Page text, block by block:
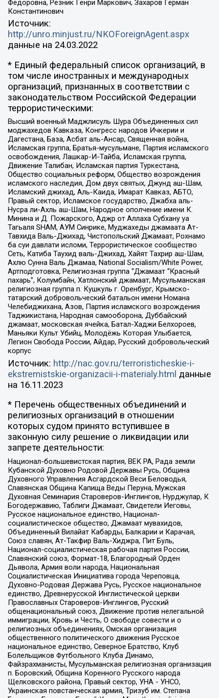
Федоровна, Резник Генри Маркович, Захаров Герман
Константинович
Источник:
http://unro.minjust.ru/NKOForeignAgent.aspx
данные на 24.03.2022
* Единый федеральный список организаций, в
том числе иностранных и международных
организаций, признанных в соответствии с
законодательством Российской Федерации
террористическими:
Высший военный Маджлисуль Шура Объединенных сил
моджахедов Кавказа, Конгресс народов Ичкерии и
Дагестана, База, Асбат аль-Ансар, Священная война,
Исламская группа, Братья-мусульмане, Партия исламского
освобождения, Лашкар-И-Тайба, Исламская группа,
Движение Талибан, Исламская партия Туркестана,
Общество социальных реформ, Общество возрождения
исламского наследия, Дом двух святых, Джунд аш-Шам,
Исламский джихад, Аль-Каида, Имарат Кавказ, АБТО,
Правый сектор, Исламское государство, Джабха аль-
Нусра ли-Ахль аш-Шам, Народное ополчение имени К.
Минина и Д. Пожарского, Аджр от Аллаха Субхану уа
Тагьаля SHAM, АУМ Синрике, Муджахеды джамаата Ат-
Тавхида Валь-Джихад, Чистопольский Джамаат, Рохнамо
ба суи давлати исломи, Террористическое сообщество
Сеть, Катиба Таухид валь-Джихад, Хайят Тахрир аш-Шам,
Ахлю Сунна Валь Джамаа, National Socialism/White Power,
Артподготовка, Религиозная группа “Джамаат “Красный
пахарь”, Колумбайн, Хатлонский джамаат, Мусульманская
религиозная группа п. Кушкуль г. Оренбург, Крымско-
татарский добровольческий батальон имени Номана
Челебиджихана, Азов, Партия исламского возрождения
Таджикистана, Народная самооборона, Дуббайский
джамаат, московская ячейка, Батал-Хаджи Белхороев,
Маньяки Культ Убийц, Молодёжь Которая Улыбается,
Легион Свобода России, Айдар, Русский добровольческий
корпус
Источник: http://nac.gov.ru/terroristicheskie-i-
ekstremistskie-organizacii-i-materialy.html данные
на 16.11.2023
* Перечень общественных объединений и
религиозных организаций в отношении
которых судом принято вступившее в
законную силу решение о ликвидации или
запрете деятельности:
Национал-большевистская партия, ВЕК РА, Рада земли
Кубанской Духовно Родовой Державы Русь, Община
Духовного Управления Асгардской Веси Беловодья,
Славянская Община Капища Веды Перуна, Мужская
Духовная Семинария Староверов-Инглингов, Нурджулар, К
Богодержавию, Таблиги Джамаат, Свидетели Иеговы,
Русское национальное единство, Национал-
социалистическое общество, Джамаат мувахидов,
Объединенный Вилайат Кабарды, Балкарии и Карачая,
Союз славян, Ат-Такфир Валь-Хиджра, Пит Буль,
Национал-социалистическая рабочая партия России,
Славянский союз, Формат-18, Благородный Орден
Дьявола, Армия воли народа, Национальная
Социалистическая Инициатива города Череповца,
Духовно-Родовая Держава Русь, Русское национальное
единство, Древнерусской Инглистической церкви
Православных Староверов-Инглингов, Русский
общенациональный союз, Движение против нелегальной
иммиграции, Кровь и Честь, О свободе совести и о
религиозных объединениях, Омская организация
общественного политического движения Русское
национальное единство, Северное Братство, Клуб
Болельщиков Футбольного Клуба Динамо,
Файзрахманисты, Мусульманская религиозная организация
п. Боровский, Община Коренного Русского народа
Щелковского района, Правый сектор, УНА - УНСО,
Украинская повстанческая армия, Тризуб им. Степана